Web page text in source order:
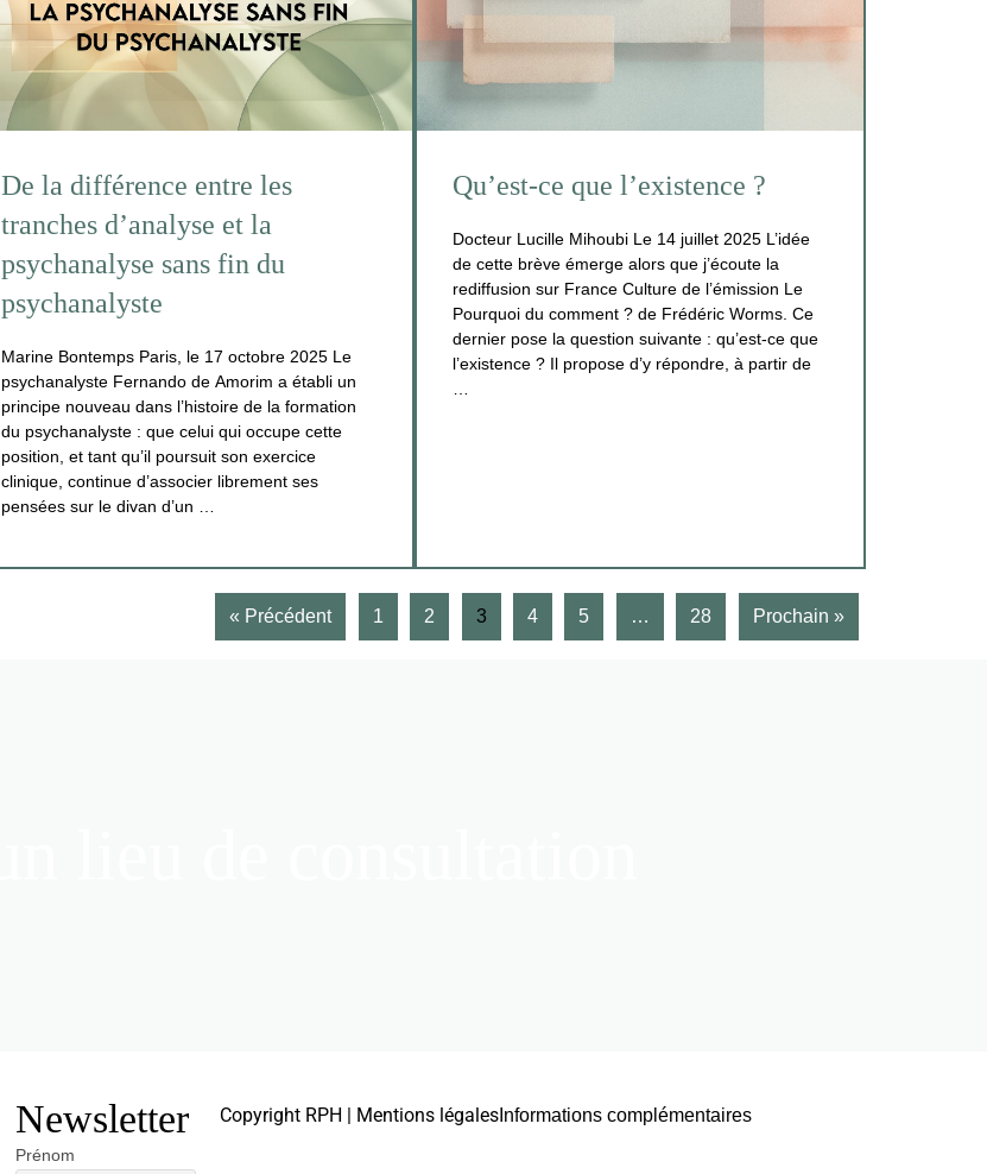
De la différence entre les
tranches d’analyse et la
psychanalyse sans fin du
psychanalyste
Marine Bontemps Paris, le 17 octobre 2025 Le
psychanalyste Fernando de Amorim a établi un
principe nouveau dans l’histoire de la formation
du psychanalyste : que celui qui occupe cette
position, et tant qu’il poursuit son exercice
clinique, continue d’associer librement ses
pensées sur le divan d’un …
Qu’est-ce que l’existence ?
Docteur Lucille Mihoubi Le 14 juillet 2025 L’idée
de cette brève émerge alors que j’écoute la
rediffusion sur France Culture de l’émission Le
Pourquoi du comment ? de Frédéric Worms. Ce
dernier pose la question suivante : qu’est-ce que
l’existence ? Il propose d’y répondre, à partir de
« Précédent 1 2 3 4 5 … 28 Prochain »
Newsletter
Prénom
Copyright RPH | Mentions légalesInformations complémentaires